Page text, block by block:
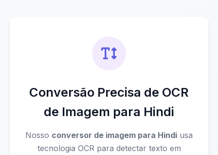
Conversão Precisa de OCR
de Imagem para Hindi
Nosso conversor de imagem para Hindi usa
tecnologia OCR para detectar texto em